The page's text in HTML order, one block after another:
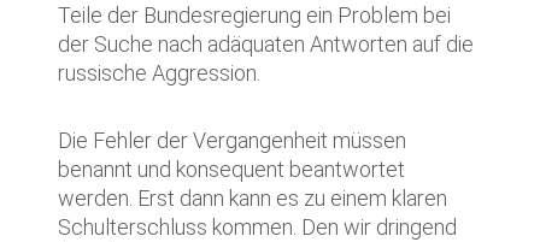
Teile der Bundesregierung ein Problem bei
der Suche nach adäquaten Antworten auf die
russische Aggression.
Die Fehler der Vergangenheit müssen
benannt und konsequent beantwortet
werden. Erst dann kann es zu einem klaren
Schulterschluss kommen. Den wir dringend